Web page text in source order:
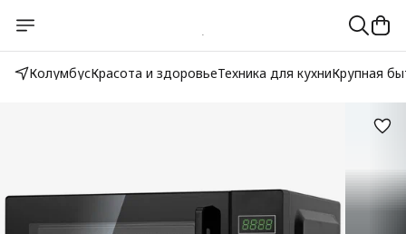
КолумбусКрасота и здоровьеТехника для кухниКрупная